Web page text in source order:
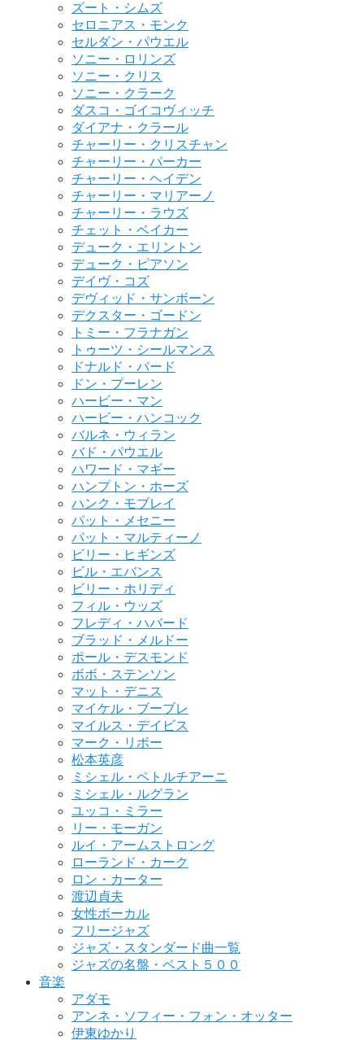
ズート・シムズ
セロニアス・モンク
セルダン・パウエル
ソニー・ロリンズ
ソニー・クリス
ソニー・クラーク
ダスコ・ゴイコヴィッチ
ダイアナ・クラール
チャーリー・クリスチャン
チャーリー・パーカー
チャーリー・ヘイデン
チャーリー・マリアーノ
チャーリー・ラウズ
チェット・ベイカー
デューク・エリントン
デューク・ピアソン
デイヴ・コズ
デヴィッド・サンボーン
デクスター・ゴードン
トミー・フラナガン
トゥーツ・シールマンス
ドナルド・バード
ドン・プーレン
ハービー・マン
ハービー・ハンコック
バルネ・ウィラン
バド・パウエル
ハワード・マギー
ハンプトン・ホーズ
ハンク・モブレイ
パット・メセニー
パット・マルティーノ
ビリー・ヒギンズ
ビル・エバンス
ビリー・ホリディ
フィル・ウッズ
フレディ・ハバード
ブラッド・メルドー
ポール・デスモンド
ボボ・ステンソン
マット・デニス
マイケル・ブーブレ
マイルス・デイビス
マーク・リボー
松本英彦
ミシェル・ペトルチアーニ
ミシェル・ルグラン
ユッコ・ミラー
リー・モーガン
ルイ・アームストロング
ローランド・カーク
ロン・カーター
渡辺貞夫
女性ボーカル
フリージャズ
ジャズ・スタンダード曲一覧
ジャズの名盤・ベスト５００
音楽
アダモ
アンネ・ソフィー・フォン・オッター
伊東ゆかり